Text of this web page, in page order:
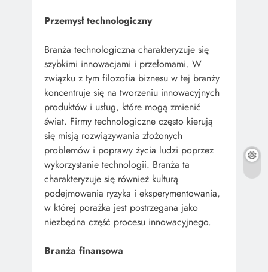
Przemysł technologiczny
Branża technologiczna charakteryzuje się
szybkimi innowacjami i przełomami. W
związku z tym filozofia biznesu w tej branży
koncentruje się na tworzeniu innowacyjnych
produktów i usług, które mogą zmienić
świat. Firmy technologiczne często kierują
się misją rozwiązywania złożonych
problemów i poprawy życia ludzi poprzez
wykorzystanie technologii. Branża ta
charakteryzuje się również kulturą
podejmowania ryzyka i eksperymentowania,
w której porażka jest postrzegana jako
niezbędna część procesu innowacyjnego.
Branża finansowa